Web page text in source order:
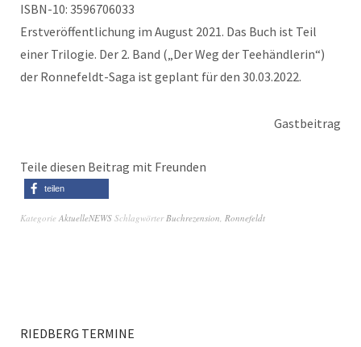
ISBN-10: 3596706033
Erstveröffentlichung im August 2021. Das Buch ist Teil
einer Trilogie. Der 2. Band („Der Weg der Teehändlerin“)
der Ronnefeldt-Saga ist geplant für den 30.03.2022.
Gastbeitrag
Teile diesen Beitrag mit Freunden
teilen
Kategorie AktuelleNEWS SchlagwörterBuchrezension, Ronnefeldt
RIEDBERG TERMINE